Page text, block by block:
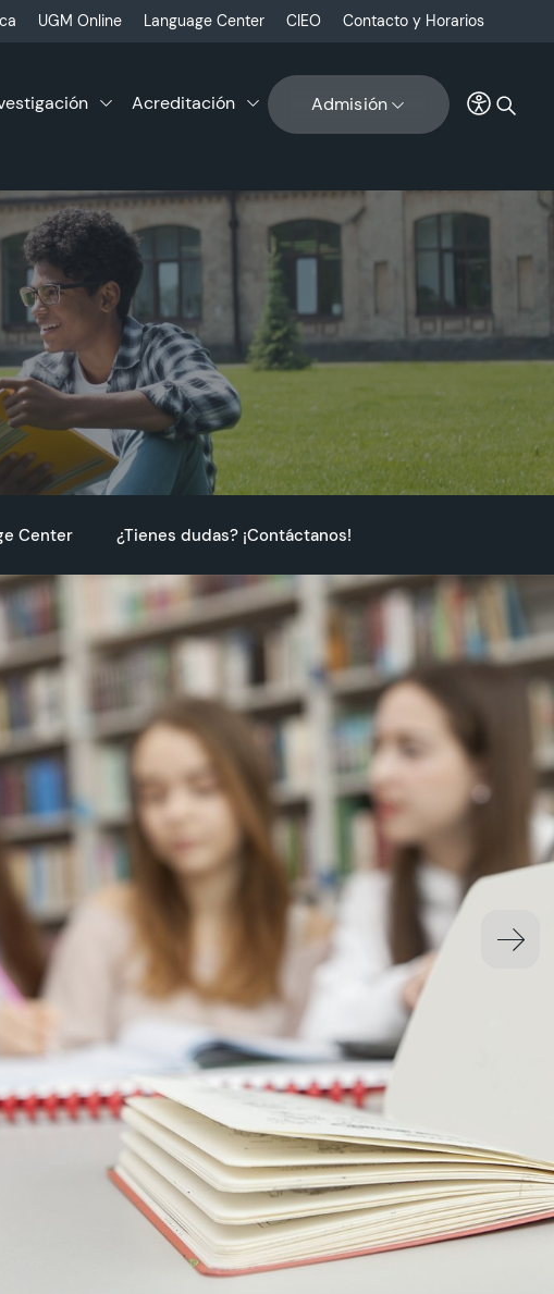
UGM Online Language Center CIEO Contacto y Horarios
Acreditación Admisión
Center ¿Tienes dudas? ¡Contáctanos!